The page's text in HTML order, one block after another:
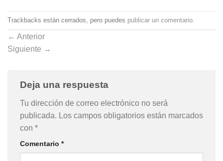
Trackbacks están cerrados, pero puedes publicar un comentario
← Anterior
Siguiente →
Deja una respuesta
Tu dirección de correo electrónico no será
publicada. Los campos obligatorios están marcados
con *
Comentario *